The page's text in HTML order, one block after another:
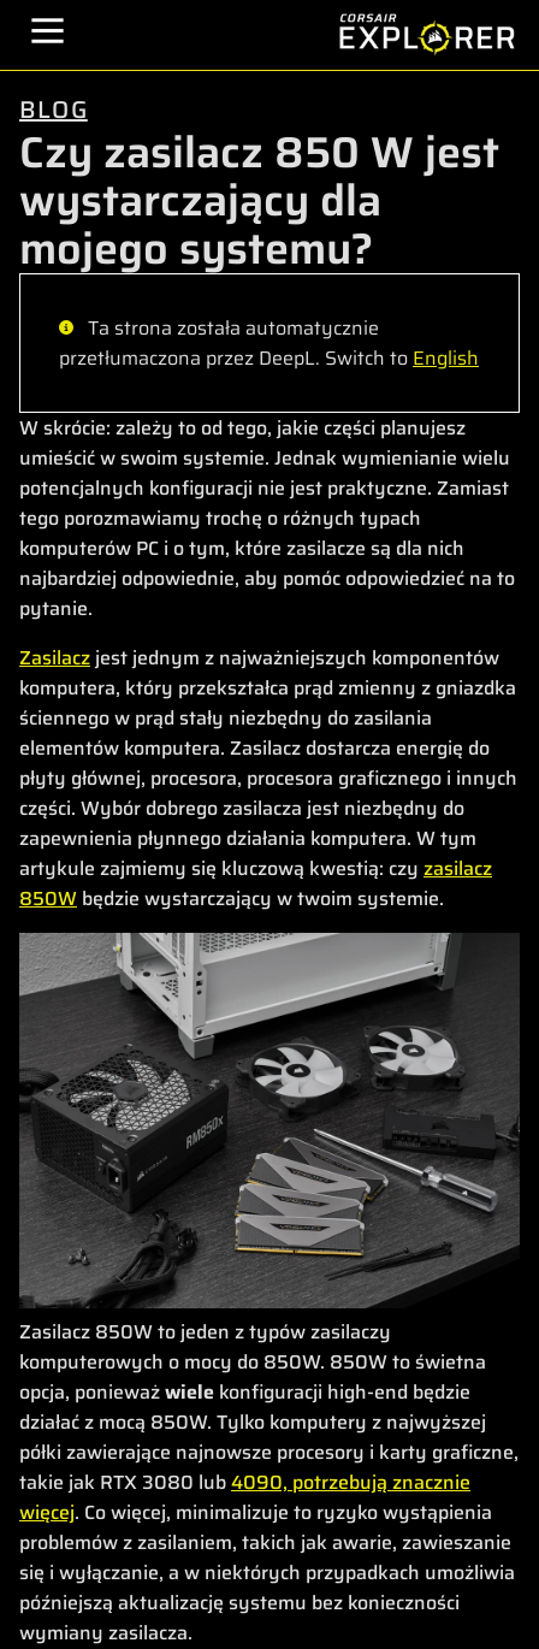
BLOG
Czy zasilacz 850 W jest
wystarczający dla
mojego systemu?
Ta strona została automatycznie
przetłumaczona przez DeepL. Switch toEnglish
W skrócie: zależy to od tego, jakie części planujesz
umieścić w swoim systemie. Jednak wymienianie wielu
potencjalnych konfiguracji nie jest praktyczne. Zamiast
tego porozmawiamy trochę o różnych typach
komputerów PC i o tym, które zasilacze są dla nich
najbardziej odpowiednie, aby pomóc odpowiedzieć na to
pytanie.
Zasilaczjest jednym z najważniejszych komponentów
komputera, który przekształca prąd zmienny z gniazdka
ściennego w prąd stały niezbędny do zasilania
elementów komputera. Zasilacz dostarcza energię do
płyty głównej, procesora, procesora graficznego i innych
części. Wybór dobrego zasilacza jest niezbędny do
zapewnienia płynnego działania komputera. W tym
artykule zajmiemy się kluczową kwestią: czy zasilacz
850W będzie wystarczający w twoim systemie.
Zasilacz 850W to jeden z typów zasilaczy
komputerowych o mocy do 850W. 850W to świetna
opcja, ponieważwiele konfiguracji high-end będzie
działać z mocą 850W. Tylko komputery z najwyższej
półki zawierające najnowsze procesory i karty graficzne,
takie jak RTX 3080 lub4090, potrzebują znacznie
więcej. Co więcej, minimalizuje to ryzyko wystąpienia
problemów z zasilaniem, takich jak awarie, zawieszanie
się i wyłączanie, a w niektórych przypadkach umożliwia
późniejszą aktualizację systemu bez konieczności
wymiany zasilacza.